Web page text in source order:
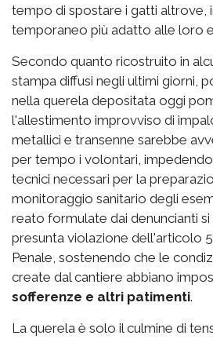
tempo di spostare i gatti altrove,
temporaneo più adatto alle loro
Secondo quanto ricostruito in
stampa diffusi negli ultimi giorni,
nella querela depositata oggi
l'allestimento improvviso di
metallici e transenne sarebbe
per tempo i volontari,
tecnici necessari per la
monitoraggio sanitario degli
reato formulate dai denuncianti si
presunta violazione dell'articolo
Penale, sostenendo che le
create dal cantiere abbiano
sofferenze e altri patimenti.
La querela è solo il culmine di